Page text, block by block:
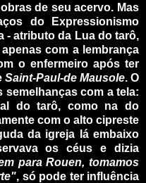
de seu acervo. Mas
do Expressionismo
- atributo da Lua do tarô,
com a lembrança
o enfermeiro após ter
Saint-Paul-de Mausole. O
com a tela:
do tarô, como na do
com o alto cipreste
da igreja lá embaixo
os céus e dizia
para Rouen, tomamos
, só pode ter influência